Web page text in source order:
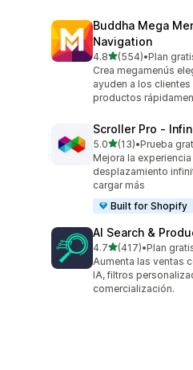
Buddha Mega
Navigation
4.8de 5 estrellas
(554)
554 reseñas en total
•Plan
Crea megamenús
ayuden a los clientes
productos
Scroller Pro ‑
5.0de 5 estrellas
(13)
13 reseñas en total
•Prueba
Mejora la
desplazamiento
cargar más
Built for Shopify
AI Search &
4.7de 5 estrellas
(417)
417 reseñas en total
•Plan
Aumenta las ventas
IA, filtros
comercialización.